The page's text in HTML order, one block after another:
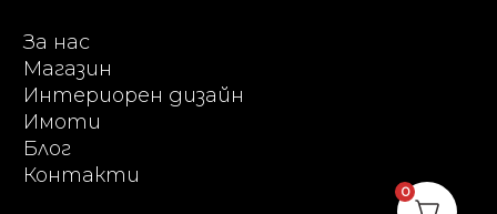
За нас
Магазин
Интериорен дизайн
Имоти
Блог
Контакти
0